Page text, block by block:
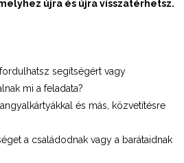
újra és újra visszatérhetsz.
segítségért vagy
mi a feladata?
és más, közvetítésre
a családodnak vagy a barátaidnak